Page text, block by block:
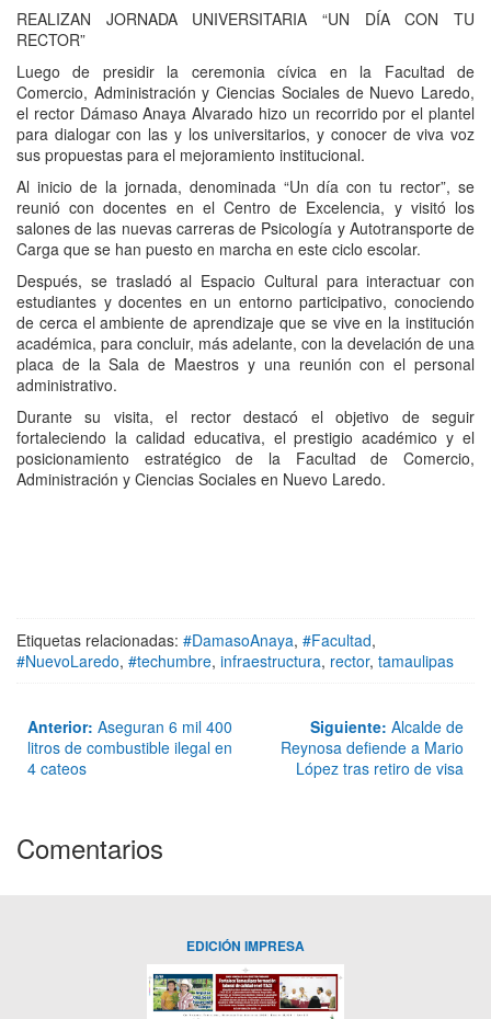
REALIZAN JORNADA UNIVERSITARIA “UN DÍA CON TU
RECTOR”
Luego de presidir la ceremonia cívica en la Facultad de
Comercio, Administración y Ciencias Sociales de Nuevo Laredo,
el rector Dámaso Anaya Alvarado hizo un recorrido por el plantel
para dialogar con las y los universitarios, y conocer de viva voz
sus propuestas para el mejoramiento institucional.
Al inicio de la jornada, denominada “Un día con tu rector”, se
reunió con docentes en el Centro de Excelencia, y visitó los
salones de las nuevas carreras de Psicología y Autotransporte de
Carga que se han puesto en marcha en este ciclo escolar.
Después, se trasladó al Espacio Cultural para interactuar con
estudiantes y docentes en un entorno participativo, conociendo
de cerca el ambiente de aprendizaje que se vive en la institución
académica, para concluir, más adelante, con la develación de una
placa de la Sala de Maestros y una reunión con el personal
administrativo.
Durante su visita, el rector destacó el objetivo de seguir
fortaleciendo la calidad educativa, el prestigio académico y el
posicionamiento estratégico de la Facultad de Comercio,
Administración y Ciencias Sociales en Nuevo Laredo.
Etiquetas relacionadas: #DamasoAnaya, #Facultad,
#NuevoLaredo, #techumbre, infraestructura, rector, tamaulipas
Anterior: Aseguran 6 mil 400
litros de combustible ilegal en
4 cateos
Siguiente: Alcalde de
Reynosa defiende a Mario
López tras retiro de visa
Comentarios
EDICIÓN IMPRESA